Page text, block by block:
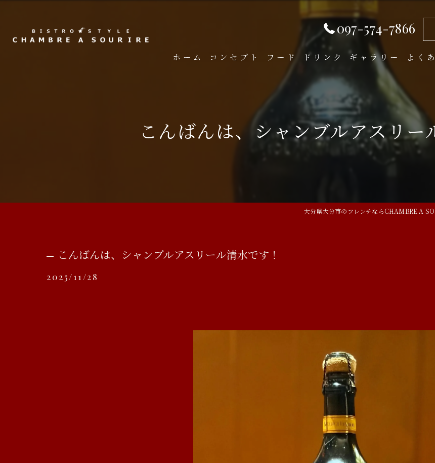
097-574-7866
ホーム コンセプト フード ドリンク ギャラリー よく
こんばんは、シャンブルアスリー
大分県大分市のフレンチならCHAMBRE A
こんばんは、シャンブルアスリール清水です！
2025/11/28